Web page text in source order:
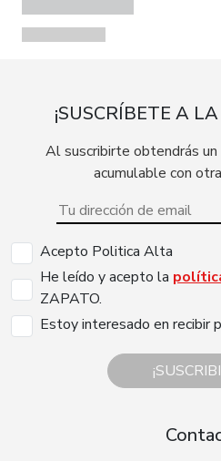
¡SUSCRÍBETE A
Al suscribirte obtendrás
acumulable con
Acepto Politica Alta
He leído y acepto la
ZAPATO.
Estoy interesado en recibir